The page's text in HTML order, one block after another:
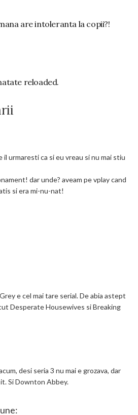
are intoleranta la copii?!
reloaded.
il urmaresti ca si eu vreau si nu mai stiu
dar unde? aveam pe vplay cand
si era mi-nu-nat!
e cel mai tare serial. De abia astept
Desperate Housewives si Breaking
desi seria 3 nu mai e grozava, dar
Si Downton Abbey.